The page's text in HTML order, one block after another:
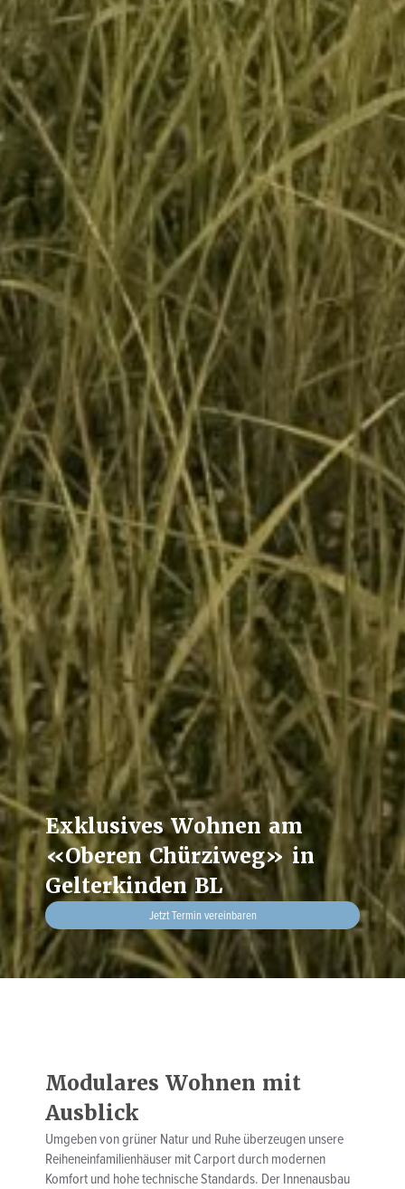
Exklusives Wohnen am
«Oberen Chürziweg» in
Gelterkinden BL
Jetzt Termin vereinbaren
Modulares Wohnen mit
Ausblick
Umgeben von grüner Natur und Ruhe überzeugen unsere
Reiheneinfamilienhäuser mit Carport durch modernen
Komfort und hohe technische Standards. Der Innenausbau